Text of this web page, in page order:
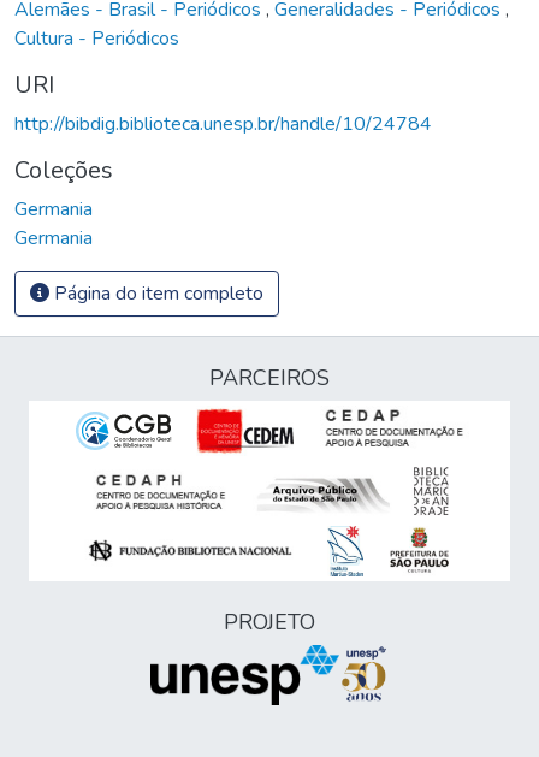
Alemães - Brasil - Periódicos , Generalidades - Periódicos ,
Cultura - Periódicos
URI
http://bibdig.biblioteca.unesp.br/handle/10/24784
Coleções
Germania
Germania
Página do item completo
PARCEIROS
PROJETO